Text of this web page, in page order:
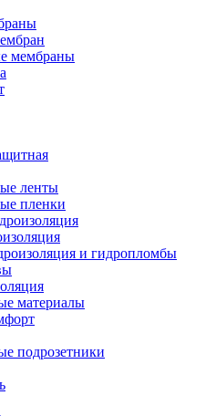
мембраны
ленты
пленки
и гидропломбы
материалы
подрозетники